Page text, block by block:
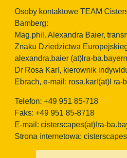
Osoby kontaktowe TEAM
Bamberg:
Mag.phil. Alexandra Baier,
Znaku Dziedzictwa
alexandra.baier (at)lra-ba.bayern
Dr Rosa Karl, kierownik
Ebrach, e-mail: rosa.karl(at)l ra-
Telefon: +49 951 85-718
Faks: +49 951 85-8718
E-mail: cisterscapes(at)lra-
Strona internetowa: